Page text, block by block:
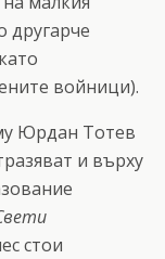
другарче
войници).
Юрдан Тотев
и върху
стои